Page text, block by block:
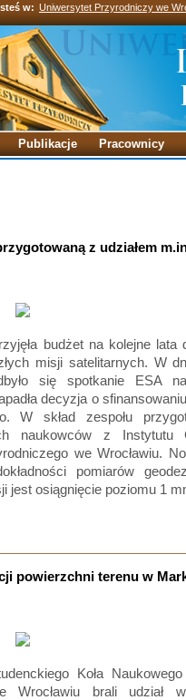
w: Uniwersytet Przyrodniczy we
Publikacje Pracownicy
z udziałem
budżet na kolejne lata
misji satelitarnych. W
się spotkanie ESA
decyzja o
skład zespołu
naukowców z Instytutu
we Wrocławiu.
pomiarów
jest osiągnięcie poziomu 1
powierzchni terenu w
Koła
Wrocławiu brali udział